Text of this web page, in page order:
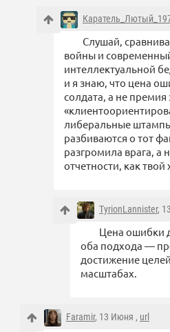
Слушай,
войны и
интеллектуальной
и я знаю, что цена
солдата, а не премия
либеральные
разбиваются о тот
разгромила врага, а
отчетности, как
TyrionLannister,
Цена ошибки
оба подхода —
достижение
масштабах.
Faramir, 13 Июня , url